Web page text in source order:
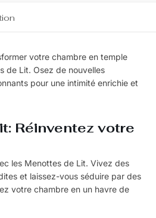
votre chambre en temple
de Lit. Osez de nouvelles
pour une intimité enrichie et
Réinventez votre
les Menottes de Lit. Vivez des
et laissez-vous séduire par des
votre chambre en un havre de